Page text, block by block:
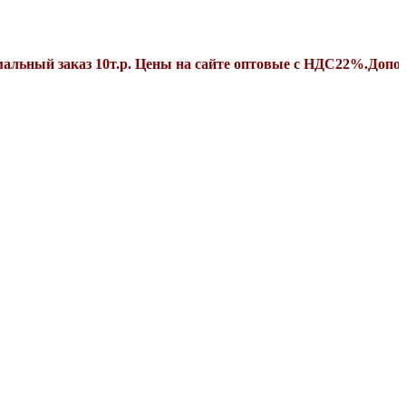
10т.р. Цены на сайте оптовые с